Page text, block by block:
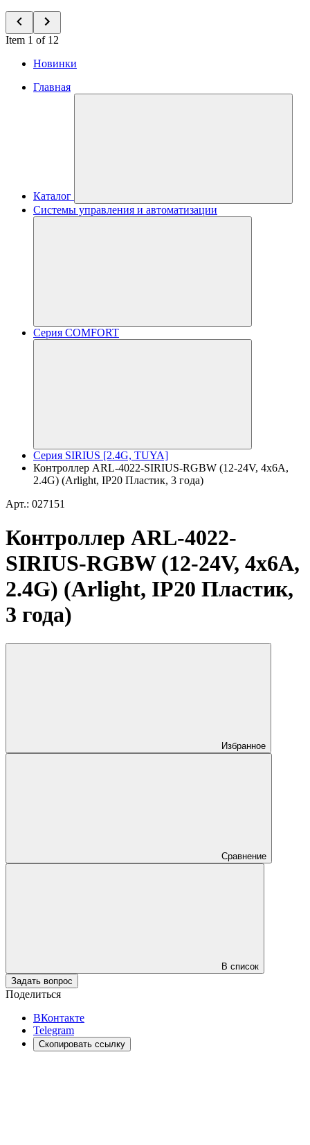
Item 1 of 12
Новинки
Главная
Каталог
Системы управления и автоматизации
Серия COMFORT
Серия SIRIUS [2.4G, TUYA]
Контроллер ARL-4022-SIRIUS-RGBW (12-24V, 4x6A,
2.4G) (Arlight, IP20 Пластик, 3 года)
Арт.: 027151
Контроллер ARL-4022-
SIRIUS-RGBW (12-24V, 4x6A,
2.4G) (Arlight, IP20 Пластик,
3 года)
Избранное
Сравнение
В список
Задать вопрос
Поделиться
ВКонтакте
Telegram
Скопировать ссылку